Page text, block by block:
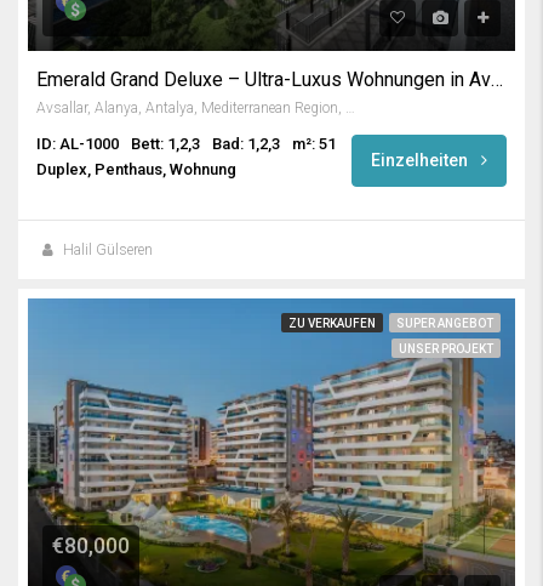
Emerald Grand Deluxe – Ultra-Luxus Wohnungen in Avsallar / Alanya
Avsallar, Alanya, Antalya, Mediterranean Region, Turkey
ID: AL-1000 Bett: 1,2,3 Bad: 1,2,3
m²: 51
Duplex, Penthaus, Wohnung
Einzelheiten
Halil Gülseren
ZU VERKAUFEN
SUPER ANGEBOT
UNSER PROJEKT
€80,000